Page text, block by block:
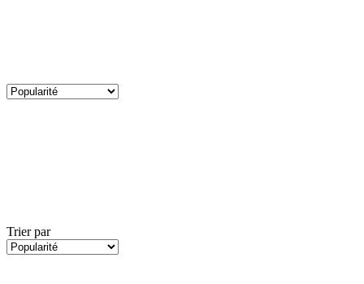
Trier par